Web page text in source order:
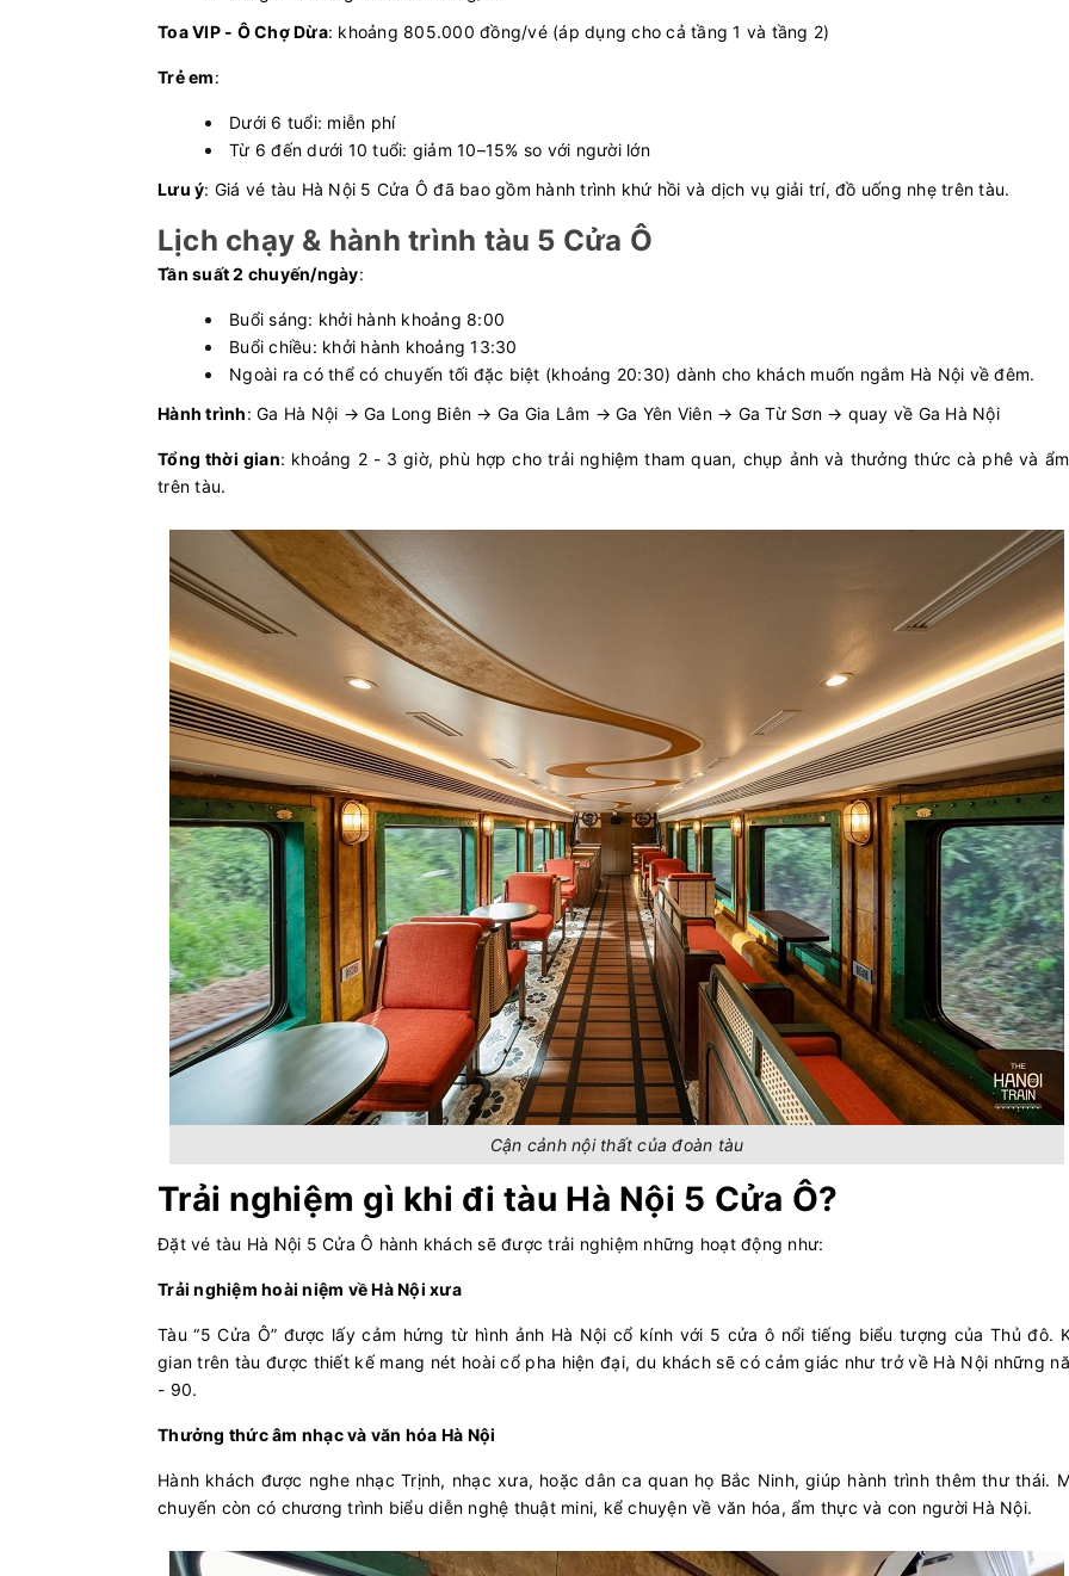
Toa VIP - Ô Chợ Dừa: khoảng 805.000 đồng/vé (áp dụng cho cả tầng 1 và tầng 2)
Trẻ em:
Dưới 6 tuổi: miễn phí
Từ 6 đến dưới 10 tuổi: giảm 10–15% so với người lớn
Lưu ý: Giá vé tàu Hà Nội 5 Cửa Ô đã bao gồm hành trình khứ hồi và dịch vụ giải trí, đồ uống nhẹ trên tàu.
Lịch chạy & hành trình tàu 5 Cửa Ô
Tần suất 2 chuyến/ngày:
Buổi sáng: khởi hành khoảng 8:00
Buổi chiều: khởi hành khoảng 13:30
Ngoài ra có thể có chuyến tối đặc biệt (khoảng 20:30) dành cho khách muốn ngắm Hà Nội về đêm.
Hành trình: Ga Hà Nội → Ga Long Biên → Ga Gia Lâm → Ga Yên Viên → Ga Từ Sơn → quay về Ga Hà Nội
Tổng thời gian: khoảng 2 - 3 giờ, phù hợp cho trải nghiệm tham quan, chụp ảnh và thưởng thức cà phê và
trên tàu.
Cận cảnh nội thất của đoàn tàu
Trải nghiệm gì khi đi tàu Hà Nội 5 Cửa Ô?
Đặt vé tàu Hà Nội 5 Cửa Ô hành khách sẽ được trải nghiệm những hoạt động như:
Trải nghiệm hoài niệm về Hà Nội xưa
Tàu “5 Cửa Ô” được lấy cảm hứng từ hình ảnh Hà Nội cổ kính với 5 cửa ô nổi tiếng biểu tượng của Thủ đô.
gian trên tàu được thiết kế mang nét hoài cổ pha hiện đại, du khách sẽ có cảm giác như trở về Hà Nội những
- 90.
Thưởng thức âm nhạc và văn hóa Hà Nội
Hành khách được nghe nhạc Trịnh, nhạc xưa, hoặc dân ca quan họ Bắc Ninh, giúp hành trình thêm thư thái.
chuyến còn có chương trình biểu diễn nghệ thuật mini, kể chuyện về văn hóa, ẩm thực và con người Hà Nội.